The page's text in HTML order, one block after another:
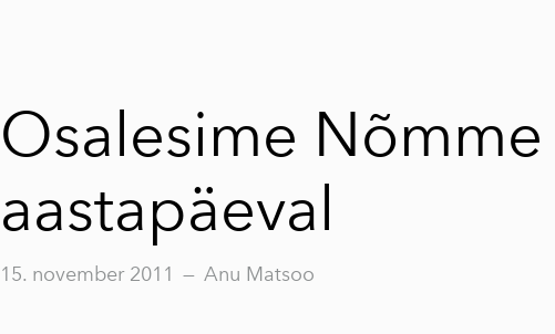
Osalesime Nõmme
aastapäeval
15. november 2011 — Anu Matsoo